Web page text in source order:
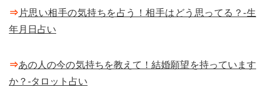
⇒ 片思い相手の気持ちを占う！相手はどう思ってる？-生
年月日占い
⇒あの人の今の気持ちを教えて！結婚願望を持っています
か？-タロット占い